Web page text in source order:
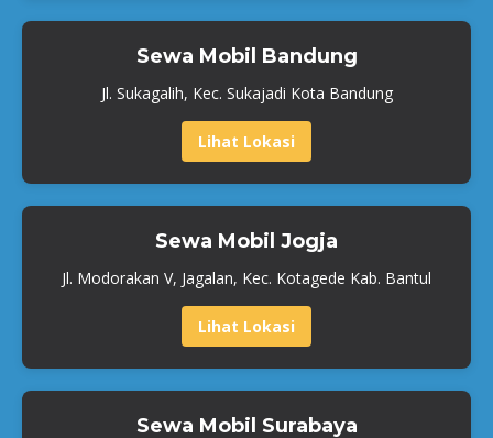
Sewa Mobil Bandung
Jl. Sukagalih, Kec. Sukajadi Kota Bandung
Lihat Lokasi
Sewa Mobil Jogja
Jl. Modorakan V, Jagalan, Kec. Kotagede Kab. Bantul
Lihat Lokasi
Sewa Mobil Surabaya